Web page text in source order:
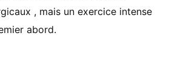
, mais un exercice intense
abord.